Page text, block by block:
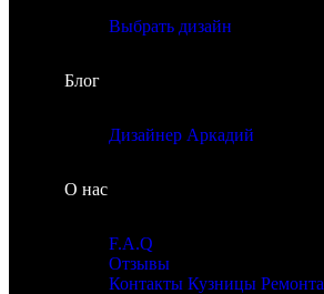
Выбрать дизайн
Блог
Дизайнер Аркадий
О нас
F.A.Q
Отзывы
Контакты Кузницы Ремонта